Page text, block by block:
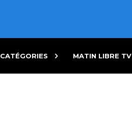
CATÉGORIES MATIN LIBRE TV